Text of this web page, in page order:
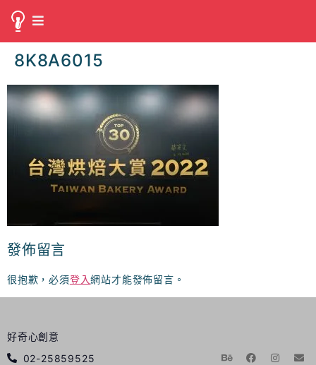
8K8A6015
發佈留言
很抱歉，必須登入網站才能發佈留言。
好奇心創意
02-25859525